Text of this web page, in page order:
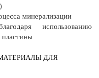
минерализации
использованию
ДЛЯ